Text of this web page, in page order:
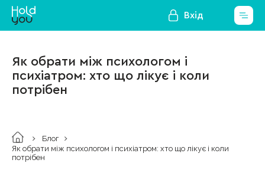
Вхід
Як обрати між психологом і
психіатром: хто що лікує і коли
потрібен
Блог
Як обрати між психологом і психіатром: хто що лікує і коли
потрібен